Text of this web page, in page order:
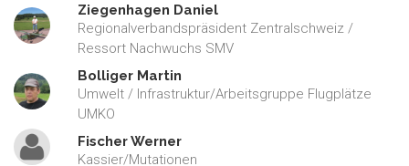
Ziegenhagen Daniel
Regionalverbandspräsident Zentralschweiz /
Ressort Nachwuchs SMV
Bolliger Martin
Umwelt / Infrastruktur/Arbeitsgruppe Flugplätze
UMKO
Fischer Werner
Kassier/Mutationen